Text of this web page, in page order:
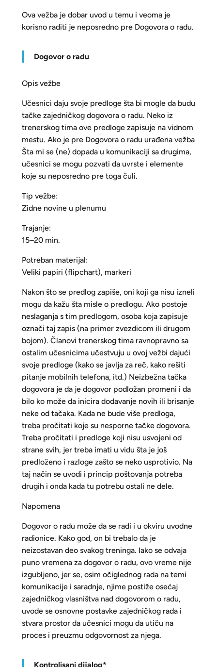
Ova vežba je dobar uvod u temu i veoma je
korisno raditi je neposredno pre Dogovora o radu.
Dogovor o radu
Opis vežbe
Učesnici daju svoje predloge šta bi mogle da budu
tačke zajedničkog dogovora o radu. Neko iz
trenerskog tima ove predloge zapisuje na vidnom
mestu. Ako je pre Dogovora o radu urađena vežba
Šta mi se (ne) dopada u komunikaciji sa drugima,
učesnici se mogu pozvati da uvrste i elemente
koje su neposredno pre toga čuli.
Tip vežbe:
Zidne novine u plenumu
Trajanje:
15–20 min.
Potreban materijal:
Veliki papiri (flipchart), markeri
Nakon što se predlog zapiše, oni koji ga nisu izneli
mogu da kažu šta misle o predlogu. Ako postoje
neslaganja s tim predlogom, osoba koja zapisuje
označi taj zapis (na primer zvezdicom ili drugom
bojom). Članovi trenerskog tima ravnopravno sa
ostalim učesnicima učestvuju u ovoj vežbi dajući
svoje predloge (kako se javlja za reč, kako rešiti
pitanje mobilnih telefona, itd.) Neizbežna tačka
dogovora je da je dogovor podložan promeni i da
bilo ko može da inicira dodavanje novih ili brisanje
neke od tačaka. Kada ne bude više predloga,
treba pročitati koje su nesporne tačke dogovora.
Treba pročitati i predloge koji nisu usvojeni od
strane svih, jer treba imati u vidu šta je još
predloženo i razloge zašto se neko usprotivio. Na
taj način se uvodi i princip poštovanja potreba
drugih i onda kada tu potrebu ostali ne dele.
Napomena
Dogovor o radu može da se radi i u okviru uvodne
radionice. Kako god, on bi trebalo da je
neizostavan deo svakog treninga. Iako se odvaja
puno vremena za dogovor o radu, ovo vreme nije
izgubljeno, jer se, osim očiglednog rada na temi
komunikacije i saradnje, njime postiže osećaj
zajedničkog vlasništva nad dogovorom o radu,
uvode se osnovne postavke zajedničkog rada i
stvara prostor da učesnici mogu da utiču na
proces i preuzmu odgovornost za njega.
Kontrolisani dijalog*